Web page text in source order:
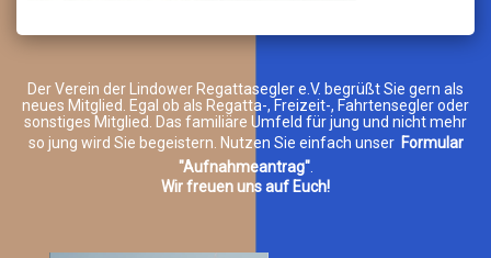
Der Verein der Lindower Regattasegler e.V. begrüßt Sie gern als
neues Mitglied. Egal ob als Regatta-, Freizeit-, Fahrtensegler oder
sonstiges Mitglied. Das familiäre Umfeld für jung und nicht mehr
so jung wird Sie begeistern. Nutzen Sie einfach unser Formular
"Aufnahmeantrag".
Wir freuen uns auf Euch!